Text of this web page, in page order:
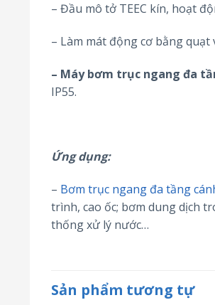
– Đầu mô tở TEEC kín, hoạt
– Làm mát động cơ bằng
– Máy bơm trục ngang đa
IP55.
Ứng dụng:
– Bơm trục ngang đa tầng
trình, cao ốc; bơm dung dịch
thống xử lý nước…
Sản phẩm tương tự